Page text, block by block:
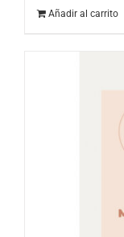
Añadir al carrito